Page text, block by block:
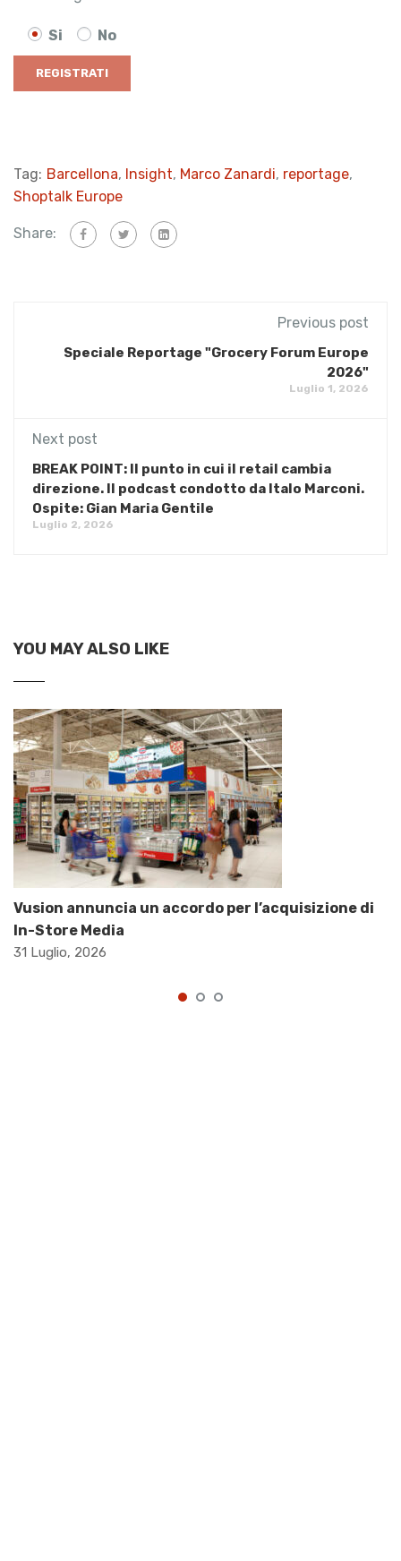
Si No
Tag: Barcellona, Insight, Marco Zanardi, reportage,
Shoptalk Europe
Share:
Previous post
Speciale Reportage "Grocery Forum Europe
2026"
Luglio 1, 2026
Next post
BREAK POINT: Il punto in cui il retail cambia
direzione. Il podcast condotto da Italo Marconi.
Ospite: Gian Maria Gentile
Luglio 2, 2026
YOU MAY ALSO LIKE
Vusion annuncia un accordo per l’acquisizione di
In-Store Media
31 Luglio, 2026